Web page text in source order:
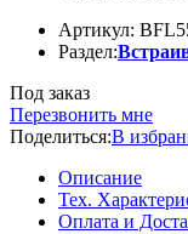
Артикул:
Раздел:
Под заказ
Перезвонить мне
Поделиться:В
Описание
Тех.
Оплата и